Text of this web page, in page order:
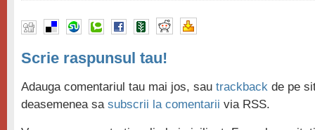
Scrie raspunsul tau!
Adauga comentariul tau mai jos, sau trackback de pe
deasemenea sa subscrii la comentarii via RSS.